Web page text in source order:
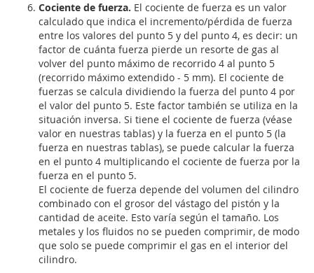
Cociente de fuerza. El cociente de fuerza es un valor
calculado que indica el incremento/pérdida de fuerza
entre los valores del punto 5 y del punto 4, es decir: un
factor de cuánta fuerza pierde un resorte de gas al
volver del punto máximo de recorrido 4 al punto 5
(recorrido máximo extendido - 5 mm). El cociente de
fuerzas se calcula dividiendo la fuerza del punto 4 por
el valor del punto 5. Este factor también se utiliza en la
situación inversa. Si tiene el cociente de fuerza (véase
valor en nuestras tablas) y la fuerza en el punto 5 (la
fuerza en nuestras tablas), se puede calcular la fuerza
en el punto 4 multiplicando el cociente de fuerza por la
fuerza en el punto 5.
El cociente de fuerza depende del volumen del cilindro
combinado con el grosor del vástago del pistón y la
cantidad de aceite. Esto varía según el tamaño. Los
metales y los fluidos no se pueden comprimir, de modo
que solo se puede comprimir el gas en el interior del
cilindro.